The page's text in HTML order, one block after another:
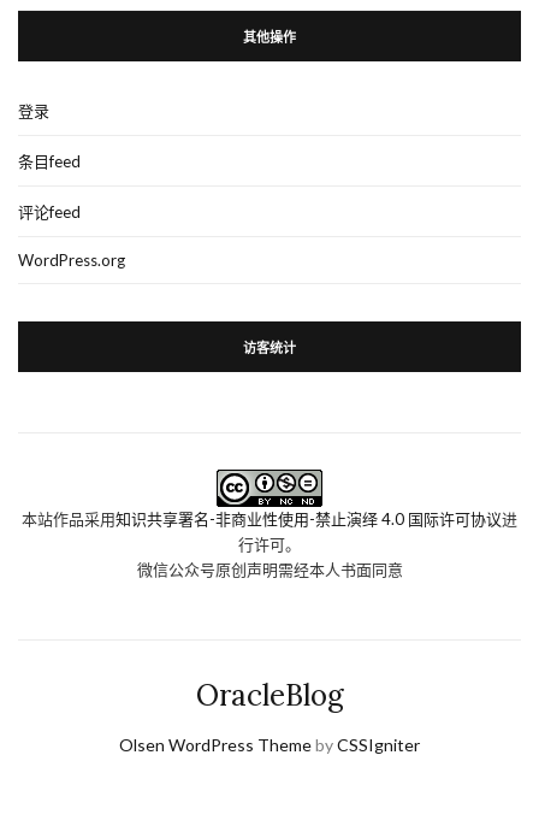
其他操作
登录
条目feed
评论feed
WordPress.org
访客统计
本站作品采用知识共享署名-非商业性使用-禁止演绎 4.0 国际许可协议进
行许可。
微信公众号原创声明需经本人书面同意
OracleBlog
Olsen WordPress ThemebyCSSIgniter